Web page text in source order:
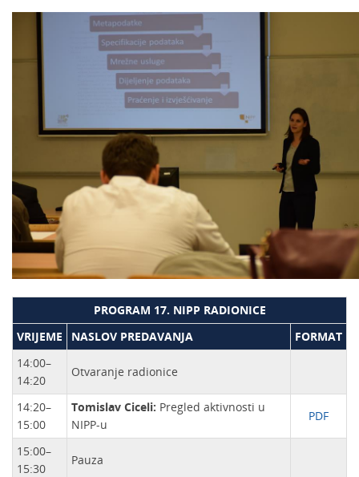
PROGRAM 17. NIPP RADIONICE
VRIJEME
NASLOV PREDAVANJA
FORMAT
14:00–
14:20
Otvaranje radionice
14:20–
15:00
Tomislav Ciceli: Pregled aktivnosti u
NIPP-u
PDF
15:00–
15:30
Pauza